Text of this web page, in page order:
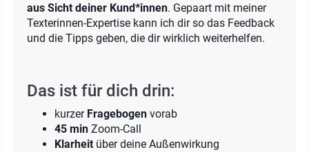
aus Sicht deiner Kund*innen. Gepaart mit meiner
Texterinnen-Expertise kann ich dir so das Feedback
und die Tipps geben, die dir wirklich weiterhelfen.
Das ist für dich drin:
kurzer Fragebogen vorab
45 min Zoom-Call
Klarheit über deine Außenwirkung